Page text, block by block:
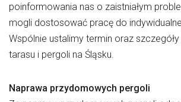
poinformowania nas o zaistniałym
mogli dostosować pracę do
Wspólnie ustalimy termin oraz
tarasu i pergoli na Śląsku.
Naprawa przydomowych pergoli